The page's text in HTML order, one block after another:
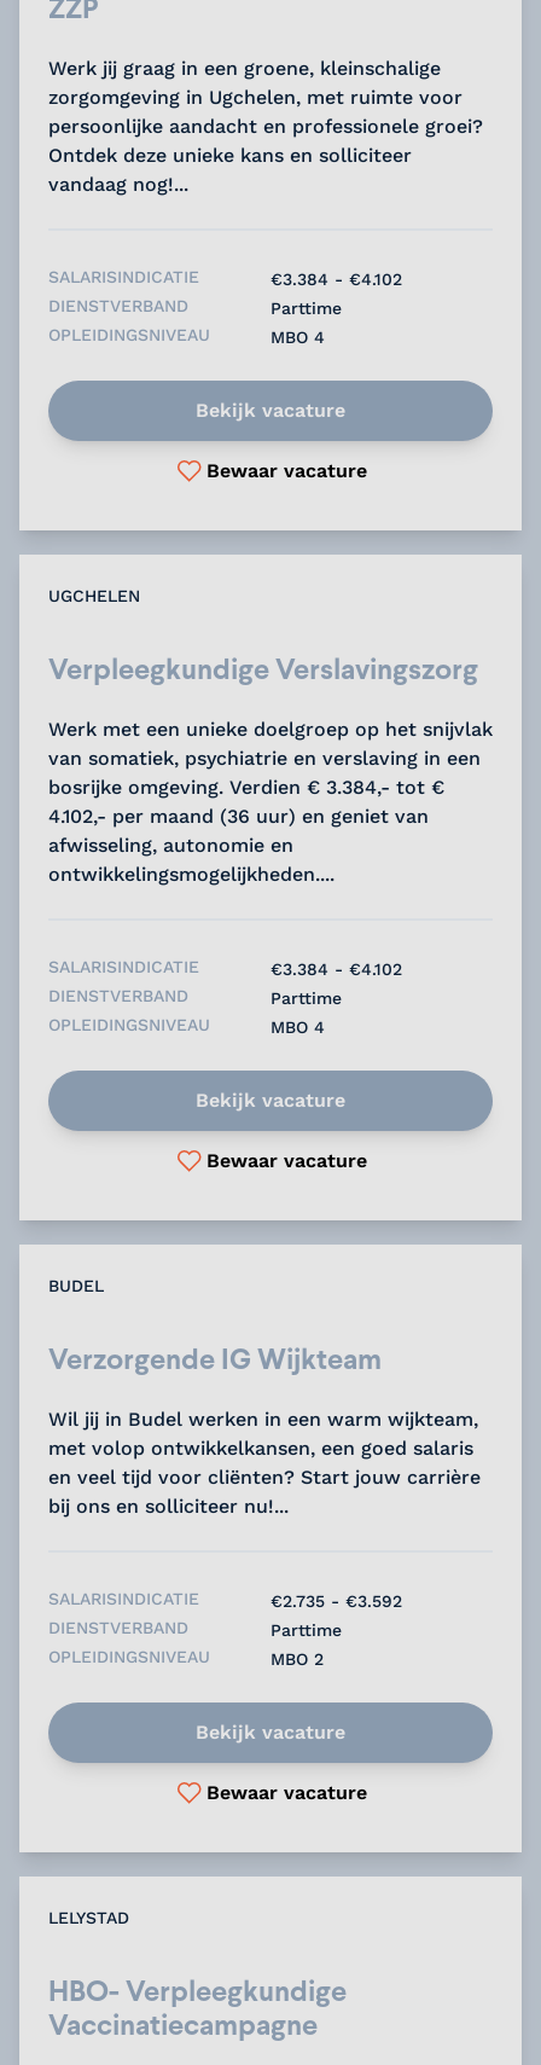
Werk jij graag in een groene, kleinschalige
zorgomgeving in Ugchelen, met ruimte voor
persoonlijke aandacht en professionele groei?
Ontdek deze unieke kans en solliciteer
vandaag nog!...
SALARISINDICATIE
€3.384 - €4.102
DIENSTVERBAND
Parttime
OPLEIDINGSNIVEAU
MBO 4
Bekijk vacature
Bewaar vacature
UGCHELEN
Verpleegkundige Verslavingszorg
Werk met een unieke doelgroep op het snijvlak
van somatiek, psychiatrie en verslaving in een
bosrijke omgeving. Verdien € 3.384,- tot €
4.102,- per maand (36 uur) en geniet van
afwisseling, autonomie en
ontwikkelingsmogelijkheden....
SALARISINDICATIE
€3.384 - €4.102
DIENSTVERBAND
Parttime
OPLEIDINGSNIVEAU
MBO 4
Bekijk vacature
Bewaar vacature
BUDEL
Verzorgende IG Wijkteam
Wil jij in Budel werken in een warm wijkteam,
met volop ontwikkelkansen, een goed salaris
en veel tijd voor cliënten? Start jouw carrière
bij ons en solliciteer nu!...
SALARISINDICATIE
€2.735 - €3.592
DIENSTVERBAND
Parttime
OPLEIDINGSNIVEAU
MBO 2
Bekijk vacature
Bewaar vacature
LELYSTAD
HBO- Verpleegkundige
Vaccinatiecampagne